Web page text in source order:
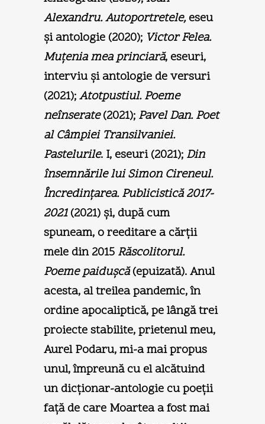
Alexandru. Autoportretele,eseu
şi antologie (2020); Victor Felea.
Muţenia mea princiară, eseuri,
interviu şi antologie de versuri
(2021);Atotpustiul. Poeme
neînserate(2021); Pavel Dan. Poet
al Câmpiei Transilvaniei.
Pastelurile. I, eseuri (2021); Din
însemnările lui Simon Cireneul.
Încredinţarea. Publicistică 2017-
2021(2021) şi, după cum
spuneam, o reeditare a cărţii
mele din 2015 Răscolitorul.
Poeme paiduşcă(epuizată). Anul
acesta, al treilea pandemic, în
ordine apocaliptică, pe lângă trei
proiecte stabilite, prietenul meu,
Aurel Podaru, mi-a mai propus
unul, împreună cu el alcătuind
un dicţionar-antologie cu poeţii
faţă de care Moartea a fost mai